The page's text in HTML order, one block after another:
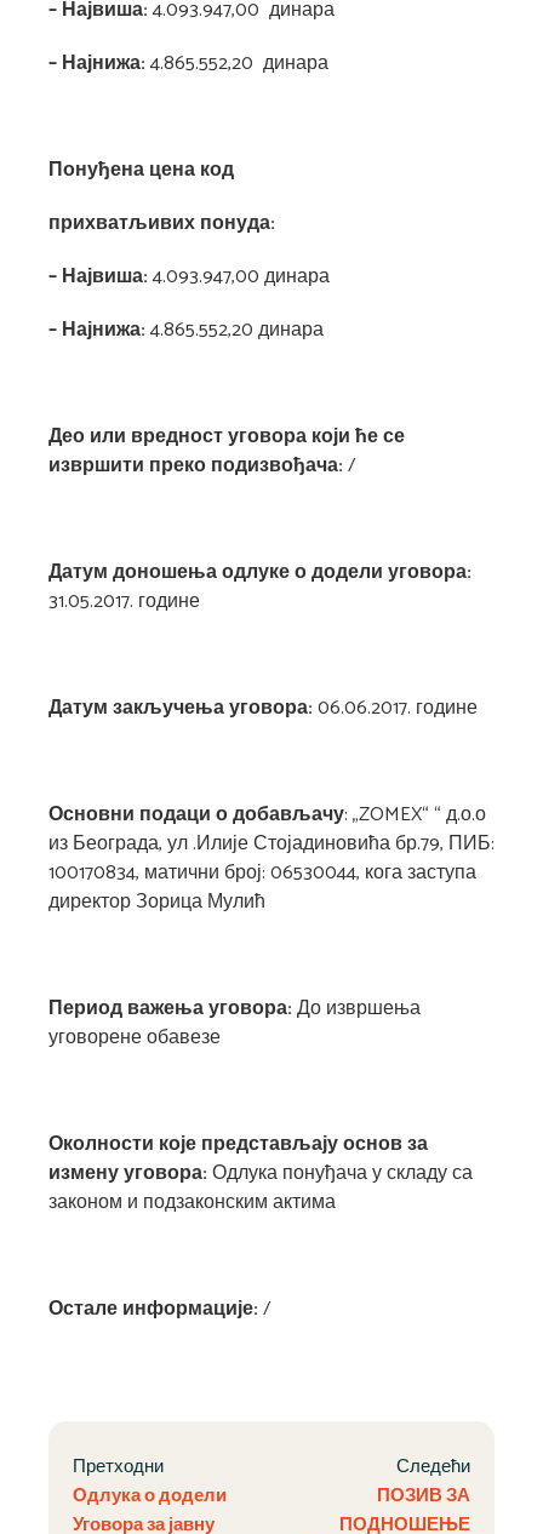
– Највиша:4.093.947,00 динара
– Најнижа:4.865.552,20 динара
Понуђена цена код
прихватљивих понуда:
– Највиша:4.093.947,00 динара
– Најнижа:4.865.552,20 динара
Део или вредност уговора који ће се
извршити преко подизвођача:/
Датум доношења одлуке о додели уговора:
31.05.2017. године
Датум закључења уговора:06.06.2017. године
Основни подаци о добављачу: „ZOMEX“ “ д.о.о
из Београда, ул .Илије Стојадиновића бр.79, ПИБ:
100170834, матични број: 06530044, кога заступа
директор Зорица Мулић
Период важења уговора:До извршења
уговорене обавезе
Околности које представљају основ за
измену уговора:Одлука понуђача у складу са
законом и подзаконским актима
Остале информације:/
Претходни
Одлука о додели
Уговора за јавну
Следећи
ПОЗИВ ЗА
ПОДНОШЕЊЕ